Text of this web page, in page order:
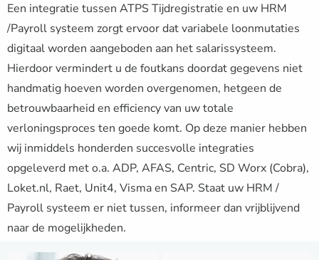
Een integratie tussen ATPS Tijdregistratie en uw HRM
/Payroll systeem zorgt ervoor dat variabele loonmutaties
digitaal worden aangeboden aan het salarissysteem.
Hierdoor vermindert u de foutkans doordat gegevens niet
handmatig hoeven worden overgenomen, hetgeen de
betrouwbaarheid en efficiency van uw totale
verloningsproces ten goede komt. Op deze manier hebben
wij inmiddels honderden succesvolle integraties
opgeleverd met o.a. ADP, AFAS, Centric, SD Worx (Cobra),
Loket.nl, Raet, Unit4, Visma en SAP. Staat uw HRM /
Payroll systeem er niet tussen, informeer dan vrijblijvend
naar de mogelijkheden.